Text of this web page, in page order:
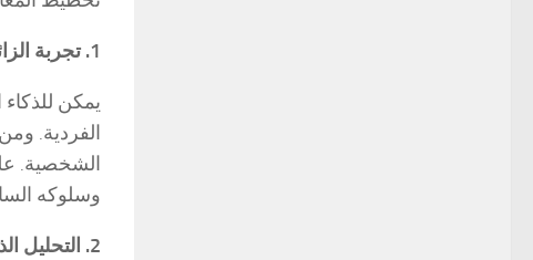
1. تجربة الزائر المحسنة:
يمكن
الفردية.
الشخصية.
وسلوكه
2. التحليل الذكي للبيانات: